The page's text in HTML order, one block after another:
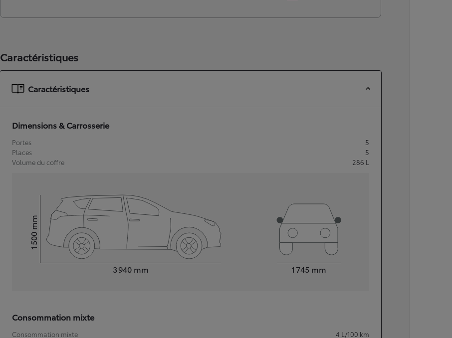
Caractéristiques
Caractéristiques
Dimensions & Carrosserie
Portes
5
Places
5
Volume du coffre
286 L
3 940 mm
Hauteur1 500
mm
1 745 mm
Consommation mixte
Consommation mixte 4 L/100 km